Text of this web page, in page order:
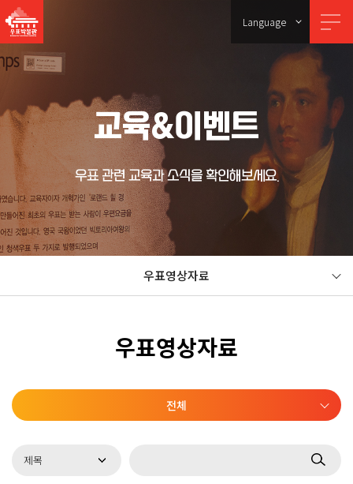
Language
교육&이벤트
우표 관련 교육과 소식을 확인해보세요.
우표영상자료
우표영상자료
전체